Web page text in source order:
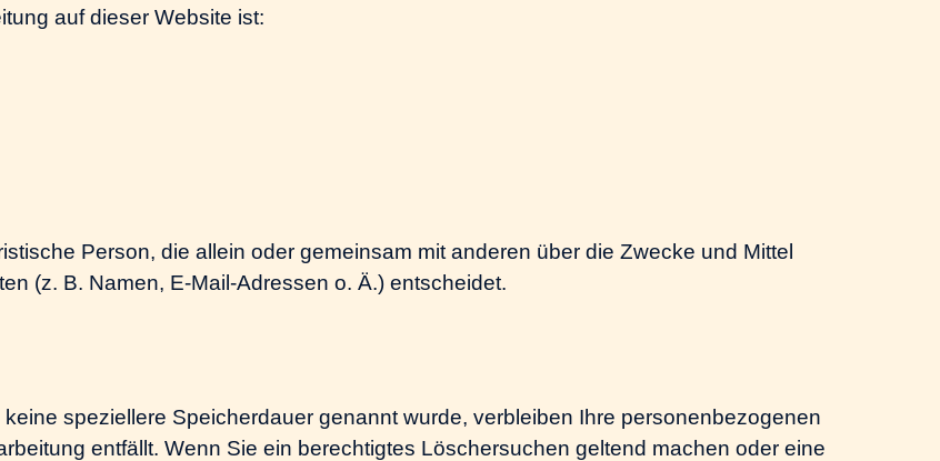
auf dieser Website ist:
Person, die allein oder gemeinsam mit anderen über die Zwecke und Mittel
(z. B. Namen, E-Mail-Adressen o. Ä.) entscheidet.
speziellere Speicherdauer genannt wurde, verbleiben Ihre personenbezogenen
entfällt. Wenn Sie ein berechtigtes Löschersuchen geltend machen oder eine